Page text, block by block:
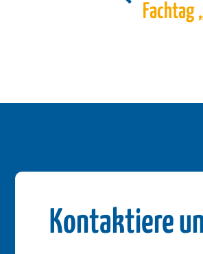
Fachtag
Kontaktiere